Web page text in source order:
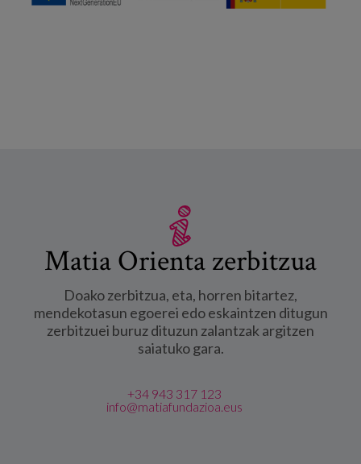
Matia Orienta zerbitzua
Doako zerbitzua, eta, horren bitartez,
mendekotasun egoerei edo eskaintzen ditugun
zerbitzuei buruz dituzun zalantzak argitzen
saiatuko gara.
+34 943 317 123
info@matiafundazioa.eus